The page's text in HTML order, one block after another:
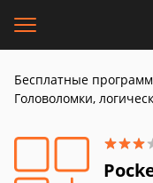
Бесплатные
Головоломки,